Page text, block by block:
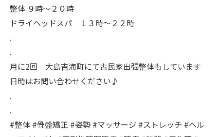
整体 ９時〜２０時
ドライヘッドスパ １３時〜２２時
.
.
月に2回 大島吉海町にて古民家出張整体もしています
日時はお問い合わせください♪
.
.
#整体 #骨盤矯正 #姿勢 #マッサージ #ストレッチ #ヘル